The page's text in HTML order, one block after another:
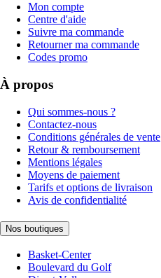
Mon compte
Centre d'aide
Suivre ma commande
Retourner ma commande
Codes promo
À propos
Qui sommes-nous ?
Contactez-nous
Conditions générales de vente
Retour & remboursement
Mentions légales
Moyens de paiement
Tarifs et options de livraison
Avis de confidentialité
Nos boutiques
Basket-Center
Boulevard du Golf